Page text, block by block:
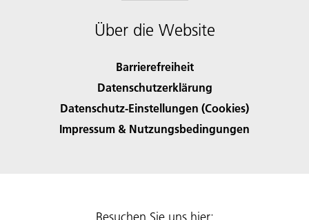
Über die Website
Barrierefreiheit
Datenschutzerklärung
Datenschutz-Einstellungen (Cookies)
Impressum & Nutzungsbedingungen